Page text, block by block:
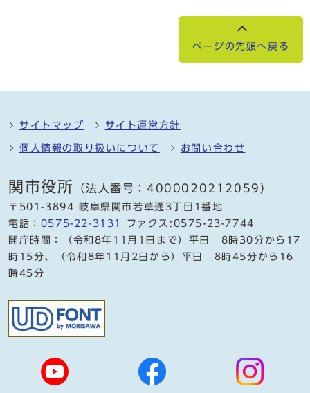
ページの先頭へ戻る
サイトマップ サイト運営方針
個人情報の取り扱いについて お問い合わせ
関市役所 （法人番号：4000020212059）
〒501-3894 岐阜県関市若草通3丁目1番地
電話： 0575-22-3131
ファクス:0575-23-7744
開庁時間：（令和8年11月1日まで）平日 8時30分から17
時15分、（令和8年11月2日から）平日 8時45分から16
時45分